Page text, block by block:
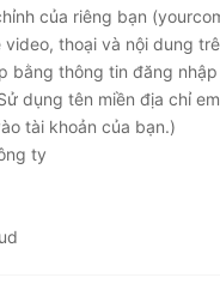
của riêng bạn
video, thoại và nội dung
bằng thông tin đăng
dụng tên miền địa chỉ
tài khoản của bạn.)
ty